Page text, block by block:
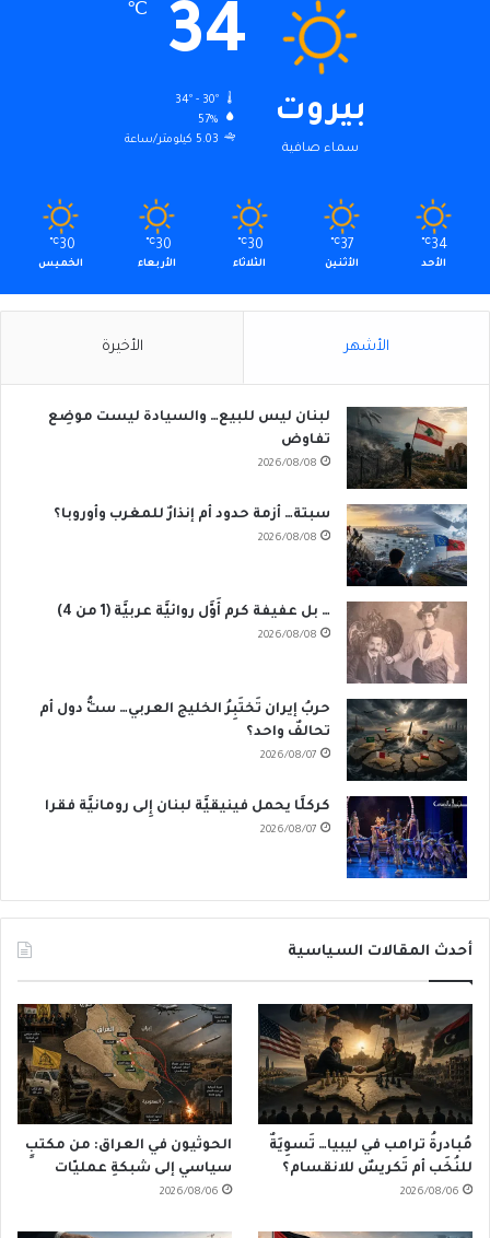
بيروت
سماء صافية
34
℃
34º - 30º
57%
5.03 كيلومتر/ساعة
34
℃
الأحد
37
℃
الأثنين
30
℃
الثلاثاء
30
℃
الأربعاء
30
℃
الخميس
الأشهر الأخيرة
لبنان ليس للبيع… والسيادة ليست موضِع
تفاوض
2026/08/08
سبتة… أزمة حدود أم إنذارٌ للمغرب وأوروبا؟
2026/08/08
… بل عفيفة كرم أَوَّل روائيَّة عربيَّة (1 من 4)
2026/08/08
حربُ إيران تَختَبِرُ الخليج العربي… ستُّ دول أم
تحالفٌ واحد؟
2026/08/07
كركلَّا يحمل فينيقيَّة لبنان إِلى رومانيَّة فقرا
2026/08/07
أحدث المقالات السياسية
مُبادرةُ ترامب في ليبيا… تَسوِيَةٌ
للنُخَب أم تَكريسٌ للانقسام؟
2026/08/06
الحوثيون في العراق: من مكتبٍ
سياسي إلى شبكةِ عمليّات
2026/08/06